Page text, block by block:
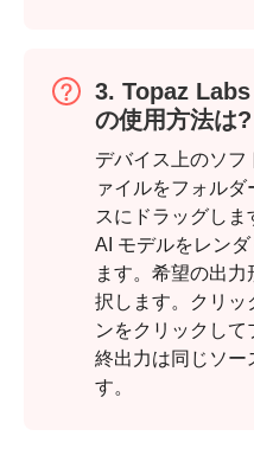
3. Topaz
の使用方法は?
デバイス上のソフ
ァイルをフォル
スにドラッグしま
AI モデルをレン
ます。希望の出
択します。クリッ
ンをクリックし
終出力は同じソー
す。